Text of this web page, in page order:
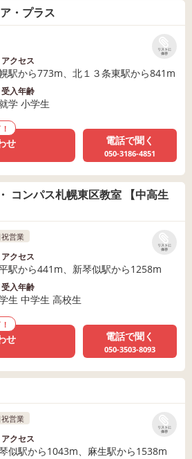
・プラス
リストに
保存
アクセス
駅から773m、北１３条東駅から841m
受入年齢
学 小学生
せ 電話で聞く
050-3186-4851
パス札幌東区教室 【中高生
リストに
保存
営業
アクセス
駅から441m、新琴似駅から1258m
受入年齢
生 中学生 高校生
せ 電話で聞く
050-3503-8093
リストに
保存
営業
アクセス
似駅から1043m、麻生駅から1538m